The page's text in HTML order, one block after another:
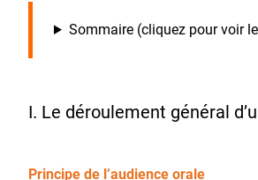
Sommaire (cliquez pour voir
I. Le déroulement général
Principe de l’audience orale